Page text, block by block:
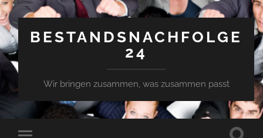
BESTANDSNACHFOLGE
24
Wir bringen zusammen, was zusammen passt